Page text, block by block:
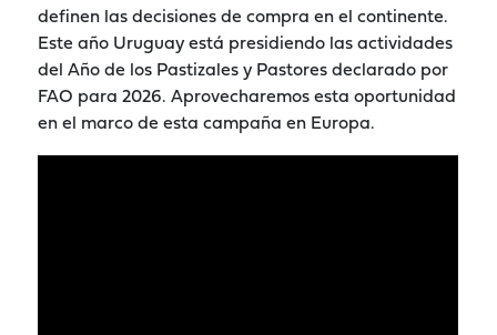
definen las decisiones de compra en el continente.
Este año Uruguay está presidiendo las actividades
del Año de los Pastizales y Pastores declarado por
FAO para 2026. Aprovecharemos esta oportunidad
en el marco de esta campaña en Europa.